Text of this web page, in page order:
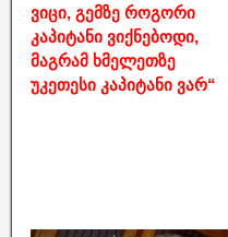
ვიცი, გემზე როგორი
კაპიტანი ვიქნებოდი,
მაგრამ ხმელეთზე
უკეთესი კაპიტანი ვარ“